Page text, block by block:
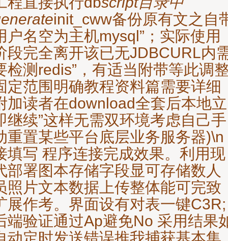
init_cww备份原有文之自
户名空为主机mysql”；实际使用
段完全离开该已无JDBCURL内
检测redis”，有适当附带等此调
定范围明确教程资料篇需要详细
加读者在download全套后本地立
继续”这样无需双环境考虑自己手
重置某些平台底层业务服务器)\n
填写 程序连接完成效果。利用现
部署图本存储字段显可存储数人
照片文本数据上传整体能可完致
展作考。界面设有对表一键C3R;
端验证通过Ap避免No 采用结果